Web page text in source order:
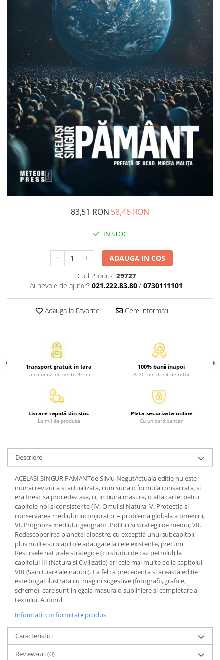
Management si leadership
Pedagogie
Resurse umane
Vanzari si marketing
Carte scolara
Atlase, dictionare si enciclopedii
Carte prescolara
Carte scolara
Dictionare de limba romana
Ghiduri de conversatie
Invatamant gimnazial
Invatamant primar
Invatarea limbilor straine
Liceu
Povesti si povestiri
Activitati si jocuri pentru copii
Benzi desenate
Carte prescolara
Carti de colorat
Povesti si povestiri
Dictionare si enciclopedii
Atlase, dictionare si enciclopedii
Dictionare de limba romana
Dictionare tematice
Enciclopedii
Diete si alimentatie sanatoasa
Fitness si frumusete
Diverse
Diverse
Feng Shui
Medicina alternativa
Sa nu razi :((
Drept
Legislatie
Fictiune
Actiune si Aventura
Actiune,aventura
Clasici
Crime, Thriller, Mistery
Fantasy
Istorica
83,51 RON 58,46 RON
IN STOC
ADAUGA IN COS
Cod Produs: 29727
Ai nevoie de ajutor? 021.222.83.80 / 0730111101
Adauga la Favorite Cere informatii
Transport gratuit in tara
La comenzi de peste 95 lei
100% banii inapoi
Ai 30 zile drept de retur
Livrare rapidă din stoc
La mii de produse
Plata securizata online
Cu un card bancar
Descriere
ACELASI SINGUR PAMANTde Silviu NegutActuala editie nu este
numai revizuita si actualizata, cum suna o formula consacrata, si
era firesc sa procedez asa, ci, in buna masura, o alta carte: patru
capitole noi si consistente (IV. Omul si Natura; V. Protectia si
conservarea mediului inconjurator – problema globala a omenirii;
VI. Prognoza mediului geografic. Politici si strategii de mediu; VII.
Redescoperirea planetei albastre, cu exceptia unui subcapitol),
plus multe subcapitole adaugate la cele existente, precum
Resursele naturale strategice (cu studiu de caz petrolul) la
capitolul III (Natura si Civilizatie) ori cele mai multe de la capitolul
VIII (Sanctuare ale naturii). La fel ca precedenta si aceasta editie
este bogat ilustrata cu imagini sugestive (fotografii, grafice,
scheme), care sunt in egala masura o subliniere si completare a
textului. Autorul
Informatii conformitate produs
Caracteristici
Review-uri(0)